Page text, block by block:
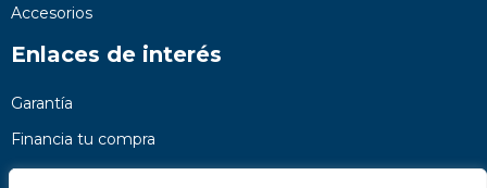
Accesorios
Enlaces de interés
Garantía
Financia tu compra
Preguntas frecuentes